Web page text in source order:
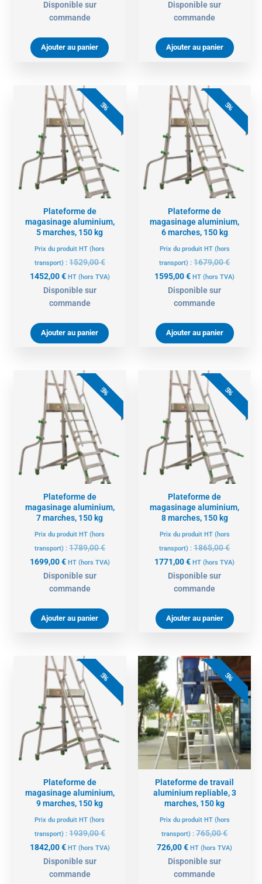
Disponible sur
commande
Ajouter au panier
Disponible sur
commande
Ajouter au panier
5%
Plateforme de
magasinage aluminium,
5 marches, 150 kg
Prix du produit HT (hors
transport) : 1529,00€
prix
initial
était :
1452,00€
Le
prix
actuel
est :
1452,00 €.
HT (hors TVA)
Disponible sur
commande
Ajouter au panier
5%
Plateforme de
magasinage aluminium,
6 marches, 150 kg
Prix du produit HT (hors
transport) :1679,00€
prix
initial
était :
1595,00€
Le
prix
actuel
est :
1595,00 €.
HT (hors TVA)
Disponible sur
commande
Ajouter au panier
5%
Plateforme de
magasinage aluminium,
7 marches, 150 kg
Prix du produit HT (hors
transport) : 1789,00€
prix
initial
était :
1699,00€
Le
prix
actuel
est :
1699,00 €.
HT (hors TVA)
Disponible sur
commande
Ajouter au panier
5%
Plateforme de
magasinage aluminium,
8 marches, 150 kg
Prix du produit HT (hors
transport) :1865,00€
prix
initial
était :
1771,00€
Le
prix
actuel
est :
1771,00 €.
HT (hors TVA)
Disponible sur
commande
Ajouter au panier
5%
Plateforme de
magasinage aluminium,
9 marches, 150 kg
Prix du produit HT (hors
transport) : 1939,00€
prix
initial
était :
1939,00 €.
1842,00€
Le
prix
actuel
est :
1842,00 €.
HT (hors TVA)
Disponible sur
commande
5%
Plateforme de travail
aluminium repliable, 3
marches, 150 kg
Prix du produit HT (hors
transport) :765,00€
prix
initial
était :
765,00 €.
726,00€
Le
prix
actuel
est :
726,00 €.
HT (hors TVA)
Disponible sur
commande